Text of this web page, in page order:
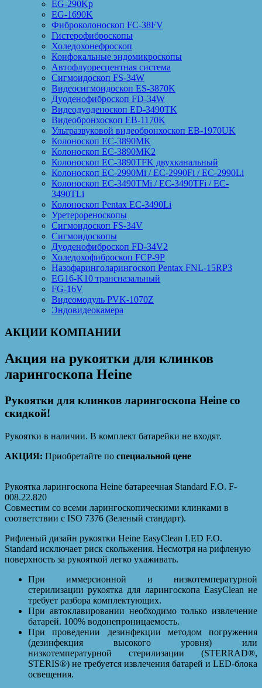
EG-290Kp
EG-1690K
Фиброколоноскоп FC-38FV
Гистерофиброскопы
Холедохонефроскоп
Конфокальные эндомикроскопы
Автофлуоресцентная система
Сигмоидоскоп FS-34W
Видеосигмоидоскоп ES-3870K
Дуоденофиброскоп FD-34W
Видеодуоденоскоп ED-3490TK
Видеобронхоскоп EB-1170K
Ультразвуковой видеобронхоскоп EB-1970UK
Колоноскоп EC-3890MK
Колоноскоп EC-3890MK2
Колоноскоп EC-3890TFK двухканальный
Колоноскоп EC-2990Mi / EC-2990Fi / EC-2990Li
Колоноскоп EC-3490TMi / EC-3490TFi / EC-
3490TLi
Колоноскоп Pentax EC-3490Li
Уретерореноскопы
Сигмоидоскоп FS-34V
Сигмоидоскопы
Дуоденофиброскоп FD-34V2
Холедохофиброскоп FCP-9P
Назофаринголарингоскоп Pentax FNL-15RP3
EG16-K10 трансназальный
FG-16V
Видеомодуль PVK-1070Z
Эндовидеокамера
АКЦИИ КОМПАНИИ
Акция на рукоятки для клинков
ларингоскопа Heine
Рукоятки для клинков ларингоскопа Heine со
скидкой!
Рукоятки в наличии. В комплект батарейки не входят.
АКЦИЯ: Приобретайте по специальной цене
Рукоятка ларингоскопа Heine батареечная Standard F.O. F-
008.22.820
Совместим со всеми ларингоскопическими клинками в
соответствии с ISO 7376 (Зеленый стандарт).
Рифленый дизайн рукоятки Heine EasyClean LED F.O.
Standard исключает риск скольжения. Несмотря на рифленую
поверхность за рукояткой легко ухаживать.
При иммерсионной и низкотемпературной
стерилизации рукоятка для ларингоскопа EasyClean не
требует разбора комплектующих.
При автоклавировании необходимо только извлечение
батарей. 100% водонепроницаемость.
При проведении дезинфекции методом погружения
(дезинфекция высокого уровня) или
низкотемпературной стерилизации (STERRAD®,
STERIS®) не требуется извлечения батарей и LED-блока
освещения.